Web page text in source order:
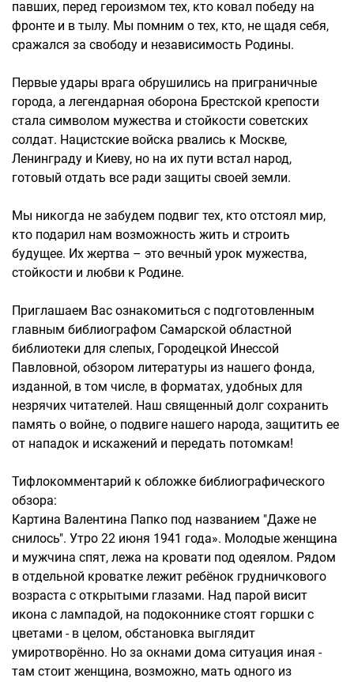
павших, перед героизмом тех, кто ковал победу на
фронте и в тылу. Мы помним о тех, кто, не щадя себя,
сражался за свободу и независимость Родины.
Первые удары врага обрушились на приграничные
города, а легендарная оборона Брестской крепости
стала символом мужества и стойкости советских
солдат. Нацистские войска рвались к Москве,
Ленинграду и Киеву, но на их пути встал народ,
готовый отдать все ради защиты своей земли.
Мы никогда не забудем подвиг тех, кто отстоял мир,
кто подарил нам возможность жить и строить
будущее. Их жертва – это вечный урок мужества,
стойкости и любви к Родине.
Приглашаем Вас ознакомиться с подготовленным
главным библиографом Самарской областной
библиотеки для слепых, Городецкой Инессой
Павловной, обзором литературы из нашего фонда,
изданной, в том числе, в форматах, удобных для
незрячих читателей. Наш священный долг сохранить
память о войне, о подвиге нашего народа, защитить ее
от нападок и искажений и передать потомкам!
Тифлокомментарий к обложке библиографического
обзора:
Картина Валентина Папко под названием "Даже не
снилось". Утро 22 июня 1941 года». Молодые женщина
и мужчина спят, лежа на кровати под одеялом. Рядом
в отдельной кроватке лежит ребёнок грудничкового
возраста с открытыми глазами. Над парой висит
икона с лампадой, на подоконнике стоят горшки с
цветами - в целом, обстановка выглядит
умиротворённо. Но за окнами дома ситуация иная -
там стоит женщина, возможно, мать одного из